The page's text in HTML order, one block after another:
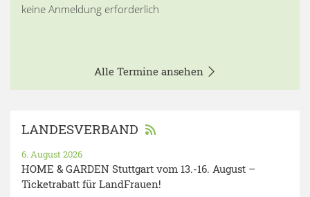
keine Anmeldung erforderlich
Alle Termine ansehen
LANDESVERBAND
HOME & GARDEN Stuttgart vom 13.-16. August –
Ticketrabatt für LandFrauen!
6. August 2026